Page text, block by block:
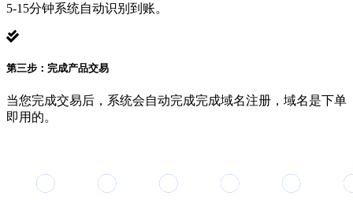
5-15分钟系统自动识别到账。
第三步：完成产品交易
当您完成交易后，系统会自动完成完成域名注册，域名是下单
即用的。